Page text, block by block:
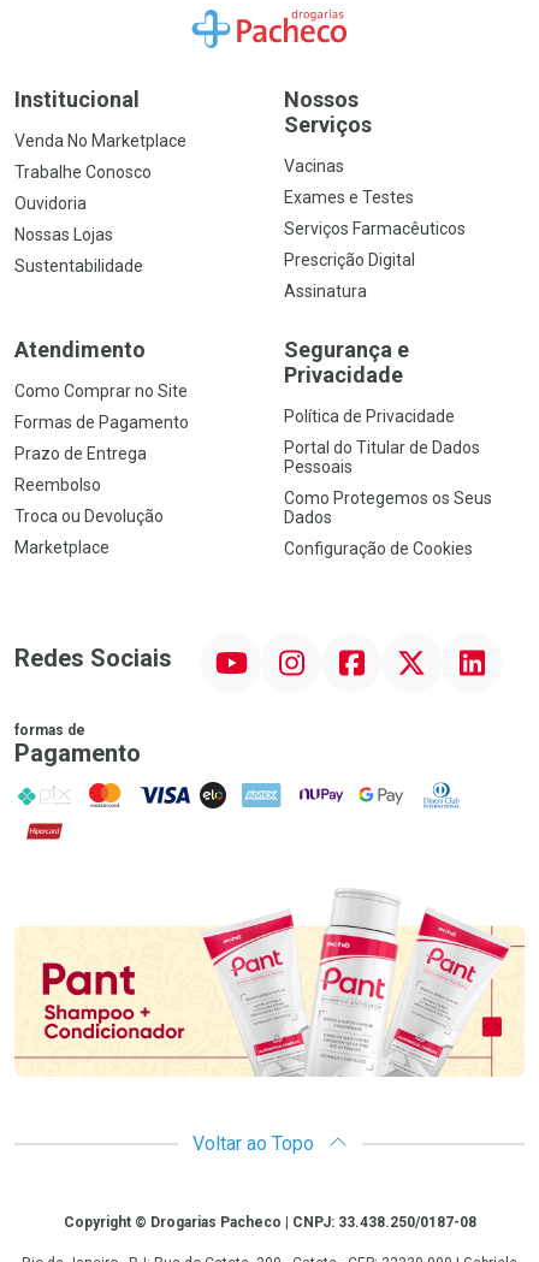
Ir para a Home
Institucional
Venda No Marketplace
Trabalhe Conosco
Ouvidoria
Nossas Lojas
Sustentabilidade
Nossos
Serviços
Vacinas
Exames e Testes
Serviços Farmacêuticos
Prescrição Digital
Assinatura
Atendimento
Como Comprar no Site
Formas de Pagamento
Prazo de Entrega
Reembolso
Troca ou Devolução
Marketplace
Segurança e
Privacidade
Política de Privacidade
Portal do Titular de Dados
Pessoais
Como Protegemos os Seus
Dados
Configuração de Cookies
Redes Sociais InstagramFacebookTwitter Linkedin
formas de
Pagamento
PIX MasterCard
VISA ELO AMEX NuPay Google PayDiners Club
Hipercard
Promoção em Destaque
Voltar ao Topo
CopyrightCopyright © Drogarias Pacheco | CNPJ: 33.438.250/0187-08